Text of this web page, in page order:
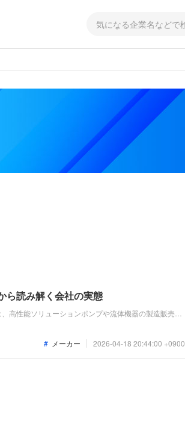
ら読み解く会社の実態
高性能ソリューションポンプや流体機器の製造販売を
メーカー 2026-04-18 20:44:00 +0900